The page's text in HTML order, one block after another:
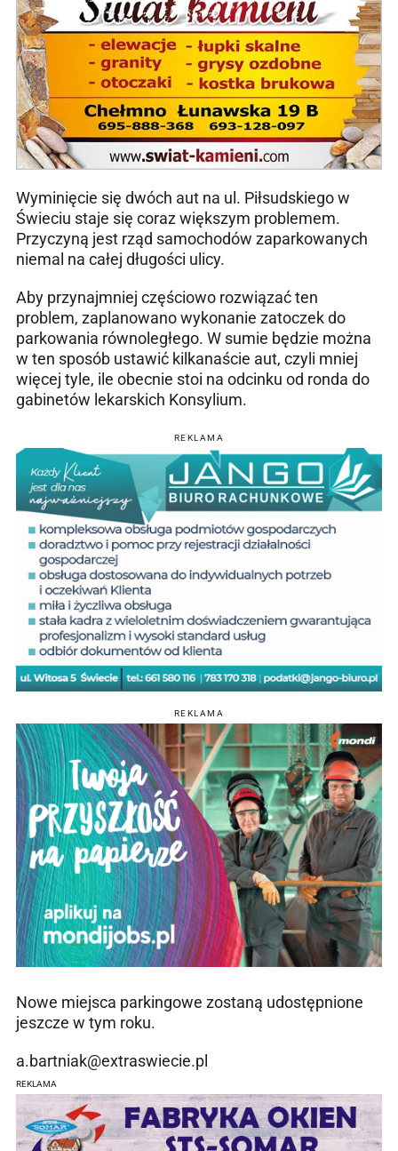
Wyminięcie się dwóch aut na ul. Piłsudskiego w
Świeciu staje się coraz większym problemem.
Przyczyną jest rząd samochodów zaparkowanych
niemal na całej długości ulicy.
Aby przynajmniej częściowo rozwiązać ten
problem, zaplanowano wykonanie zatoczek do
parkowania równoległego. W sumie będzie można
w ten sposób ustawić kilkanaście aut, czyli mniej
więcej tyle, ile obecnie stoi na odcinku od ronda do
gabinetów lekarskich Konsylium.
REKLAMA
REKLAMA
Nowe miejsca parkingowe zostaną udostępnione
jeszcze w tym roku.
a.bartniak@extraswiecie.pl
REKLAMA